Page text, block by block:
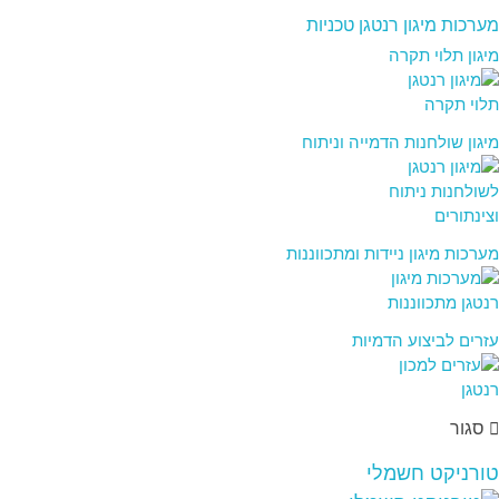
מערכות מיגון רנטגן טכניות
מיגון תלוי תקרה
מיגון שולחנות הדמייה וניתוח
מערכות מיגון ניידות ומתכווננות
עזרים לביצוע הדמיות
סגור
טורניקט חשמלי